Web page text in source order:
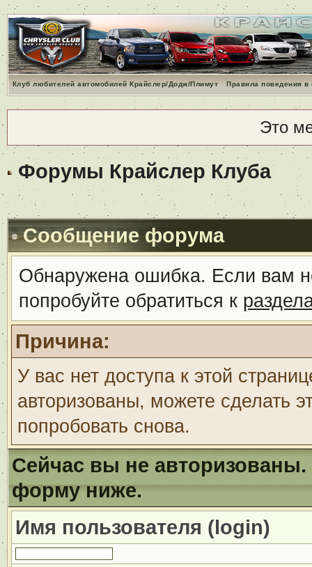
Клуб любителей автомобилей Крайслер/Додж/Плимут Правила поведения
Это
Форумы Крайслер Клуба
Сообщение форума
Обнаружена ошибка. Если вам
попробуйте обратиться к
Причина:
У вас нет доступа к этой
авторизованы, можете сделать
попробовать снова.
Сейчас вы не авторизованы.
форму ниже.
Имя пользователя (login)